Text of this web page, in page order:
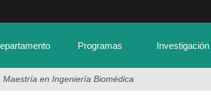
Programas Investigación
en Ingeniería Biomédica